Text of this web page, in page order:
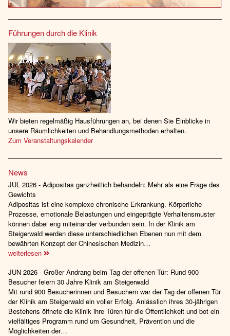
Führungen durch die Klinik
Wir bieten regelmäßig Hausführungen an, bei denen Sie Einblicke in
unsere Räumlichkeiten und Behandlungsmethoden erhalten.
Zum Veranstaltungskalender
News
JUL 2026 - Adipositas ganzheitlich behandeln: Mehr als eine Frage des
Gewichts
Adipositas ist eine komplexe chronische Erkrankung. Körperliche
Prozesse, emotionale Belastungen und eingeprägte Verhaltensmuster
können dabei eng miteinander verbunden sein. In der Klinik am
Steigerwald werden diese unterschiedlichen Ebenen nun mit dem
bewährten Konzept der Chinesischen Medizin…
weiterlesen
JUN 2026 - Großer Andrang beim Tag der offenen Tür: Rund 900
Besucher feiern 30 Jahre Klinik am Steigerwald
Mit rund 900 Besucherinnen und Besuchern war der Tag der offenen Tür
der Klinik am Steigerwald ein voller Erfolg. Anlässlich ihres 30-jährigen
Bestehens öffnete die Klinik ihre Türen für die Öffentlichkeit und bot ein
vielfältiges Programm rund um Gesundheit, Prävention und die
Möglichkeiten der…